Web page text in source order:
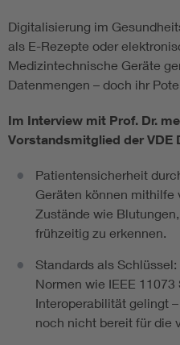
Digitalisierung im
als E-Rezepte oder
Medizintechnische Geräte
Datenmengen – doch ihr
Im Interview mit Prof. Dr.
Vorstandsmitglied der VDE
Patientensicherheit
Geräten können mithilfe
Zustände wie
frühzeitig zu erkennen.
Standards als
Normen wie IEEE 11073
Interoperabilität gelingt
noch nicht bereit für die